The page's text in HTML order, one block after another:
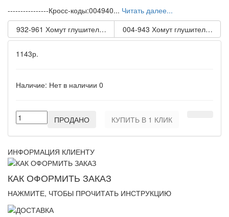
----------------Кросс-коды:004940... Читать далее...
932-961 Хомут глушителя 61мм RENAULT004-943 Хомут глушителя
1143р.
Наличие: Нет в наличии 0
ПРОДАНО КУПИТЬ В 1 КЛИК
ИНФОРМАЦИЯ КЛИЕНТУ
КАК ОФОРМИТЬ ЗАКАЗ
НАЖМИТЕ, ЧТОБЫ ПРОЧИТАТЬ ИНСТРУКЦИЮ